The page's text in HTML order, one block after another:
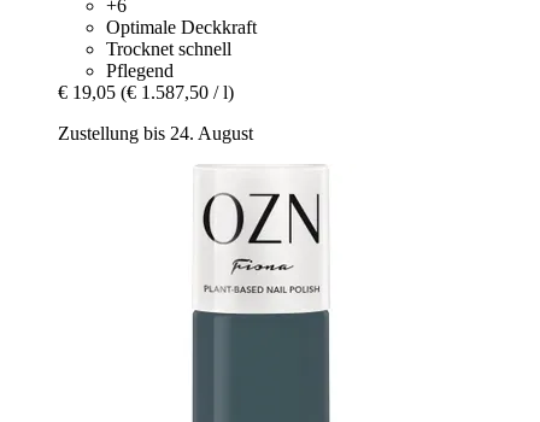
+6
Optimale Deckkraft
Trocknet schnell
Pflegend
€ 19,05 (€ 1.587,50 / l)
Zustellung bis 24. August